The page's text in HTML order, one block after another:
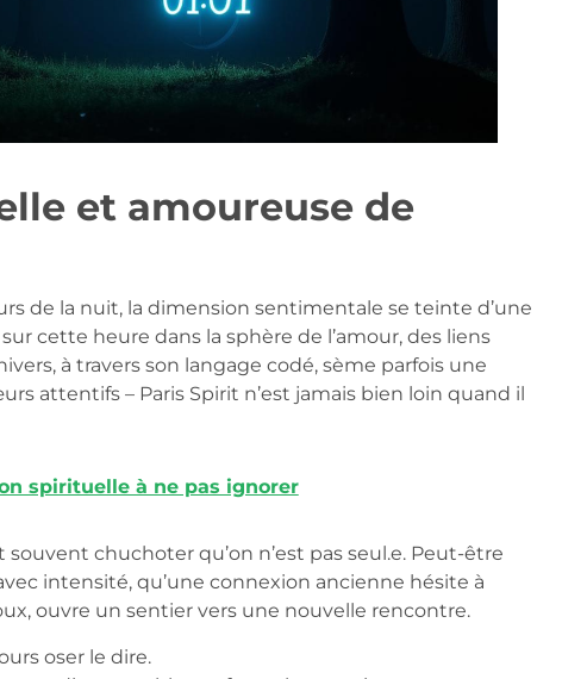
et amoureuse de
de la nuit, la dimension sentimentale se teinte d’une
cette heure dans la sphère de l’amour, des liens
à travers son langage codé, sème parfois une
attentifs – Paris Spirit n’est jamais bien loin quand il
spirituelle à ne pas ignorer
chuchoter qu’on n’est pas seul.e. Peut-être
intensité, qu’une connexion ancienne hésite à
ouvre un sentier vers une nouvelle rencontre.
oser le dire.